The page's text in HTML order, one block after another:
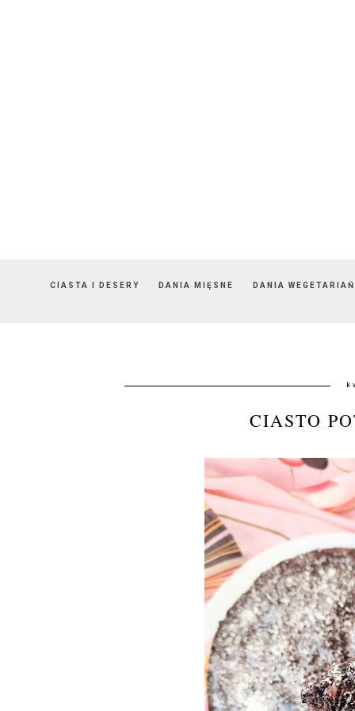
CIASTA I DESERY DANIA MIĘSNE DANIA
CIASTO